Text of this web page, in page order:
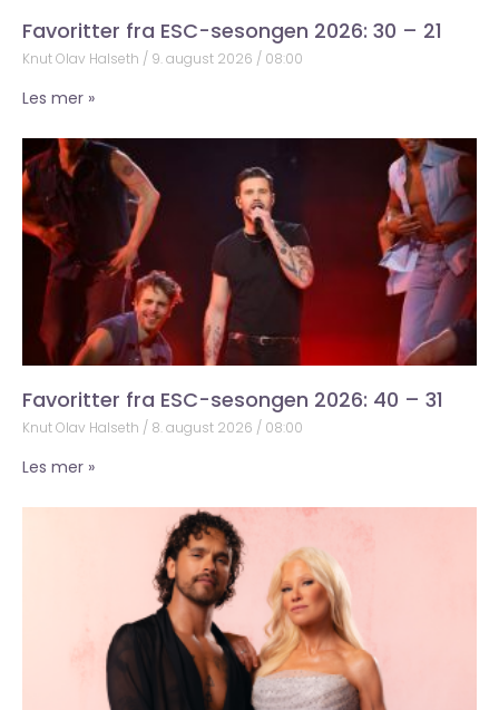
Favoritter fra ESC-sesongen 2026: 30 – 21
Knut Olav Halseth 9. august 2026 08:00
Les mer »
Favoritter fra ESC-sesongen 2026: 40 – 31
Knut Olav Halseth 8. august 2026 08:00
Les mer »